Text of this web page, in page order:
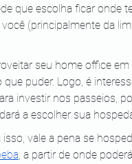
que escolha ficar onde
(principalmente da
seu home office em
que puder. Logo, é
investir nos passeios,
a escolher sua
vale a pena se
, a partir de onde